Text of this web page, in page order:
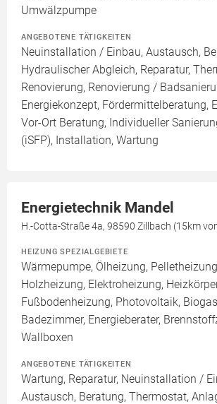
Umwälzpumpe
ANGEBOTENE TÄTIGKEITEN
Neuinstallation / Einbau, Austausch,
Hydraulischer Abgleich, Reparatur,
Renovierung, Renovierung /
Energiekonzept, Fördermittelberatung,
Vor-Ort Beratung, Individueller
(iSFP), Installation, Wartung
Energietechnik Mandel
H.-Cotta-Straße 4a, 98590 Zillbach (15km
HEIZUNG SPEZIALGEBIETE
Wärmepumpe, Ölheizung,
Holzheizung, Elektroheizung,
Fußbodenheizung, Photovoltaik,
Badezimmer, Energieberater,
Wallboxen
ANGEBOTENE TÄTIGKEITEN
Wartung, Reparatur, Neuinstallation /
Austausch, Beratung, Thermostat,